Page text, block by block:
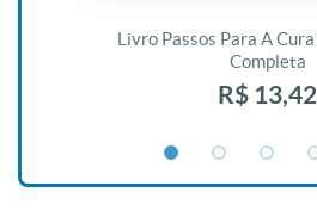
Livro Passos Para A
Completa
R$ 13,42